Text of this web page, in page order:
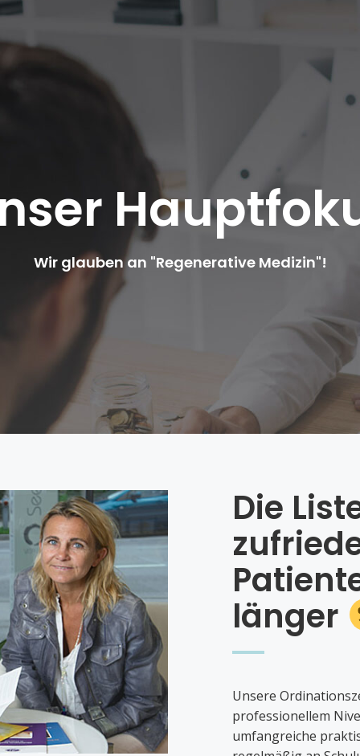
Wir glauben an "Regenerative Medizin"!
Die
länger
Unsere
professionellem
umfangreiche